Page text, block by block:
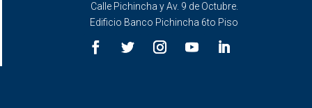
Calle Pichincha y Av. 9 de Octubre.
Edificio Banco Pichincha 6to Piso